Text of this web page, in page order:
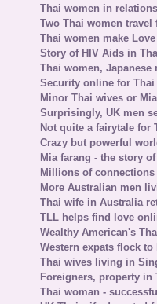
Thai women in
Two Thai women
Thai women make
Story of HIV Aids in
Thai women,
Security online for
Minor Thai wives or
Surprisingly, UK men
Not quite a fairytale for
Crazy but powerful
Mia farang - the story
Millions of
More Australian men
Thai wife in Australia
TLL helps find love
Wealthy American's
Western expats flock
Thai wives living in
Foreigners, property in
Thai woman -